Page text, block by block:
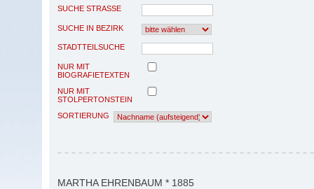
SUCHE STRASSE
SUCHE IN BEZIRK
STADTTEILSUCHE
NUR MIT
BIOGRAFIETEXTEN
NUR MIT
STOLPERTONSTEIN
SORTIERUNG
MARTHA EHRENBAUM * 1885